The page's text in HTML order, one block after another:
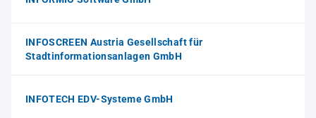
INFOSCREEN Austria Gesellschaft für
Stadtinformationsanlagen GmbH
INFOTECH EDV-Systeme GmbH